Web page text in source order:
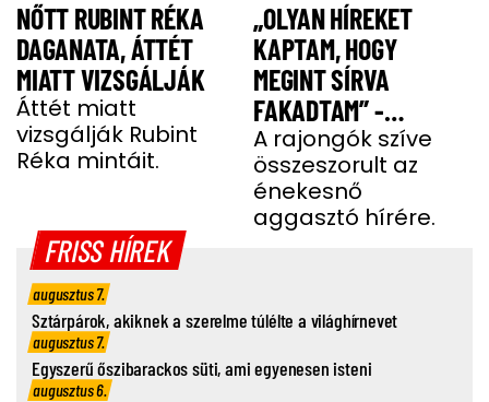
NŐTT RUBINT RÉKA
DAGANATA, ÁTTÉT
MIATT VIZSGÁLJÁK
Áttét miatt
vizsgálják Rubint
Réka mintáit.
„OLYAN HÍREKET
KAPTAM, HOGY
MEGINT SÍRVA
FAKADTAM” -
TELJESEN ÖSSZETÖRT
MISS MOOD
A rajongók szíve
összeszorult az
énekesnő
aggasztó hírére.
FRISS HÍREK
augusztus 7.
Sztárpárok, akiknek a szerelme túlélte a világhírnevet
augusztus 7.
Egyszerű őszibarackos süti, ami egyenesen isteni
augusztus 6.